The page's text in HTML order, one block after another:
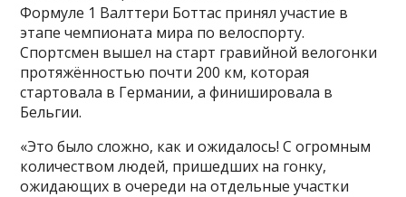
Формуле 1 Валттери Боттас принял участие в
этапе чемпионата мира по велоспорту.
Спортсмен вышел на старт гравийной велогонки
протяжённостью почти 200 км, которая
стартовала в Германии, а финишировала в
Бельгии.
«Это было сложно, как и ожидалось! С огромным
количеством людей, пришедших на гонку,
ожидающих в очереди на отдельные участки